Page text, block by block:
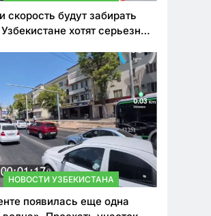
скорость будут забирать
хотят серьезно
НОВОСТИ УЗБЕКИСТАНА
появилась еще одна